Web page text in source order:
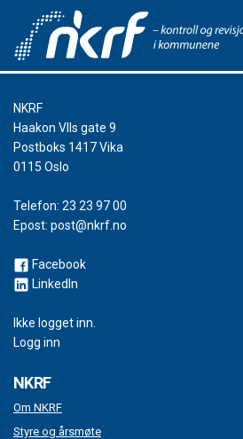
NKRF
Haakon VIIs gate 9
Postboks 1417 Vika
0115 Oslo
Telefon: 23 23 97 00
Epost: post@nkrf.no
Facebook
LinkedIn
Ikke logget inn.
Logg inn
NKRF
Om NKRF
Styre og årsmøte